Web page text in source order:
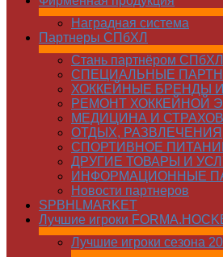
Наградная система
Партнеры СПбХЛ
Стань партнёром СПбХЛ
СПЕЦИАЛЬНЫЕ
ХОККЕЙНЫЕ БРЕНДЫ
РЕМОНТ ХОККЕЙНОЙ
МЕДИЦИНА И
ОТДЫХ,
СПОРТИВНОЕ
ДРУГИЕ ТОВАРЫ И
ИНФОРМАЦИОННЫЕ
Новости партнеров
SPBHLMARKET
Лучшие игроки
Лучшие игроки сезона